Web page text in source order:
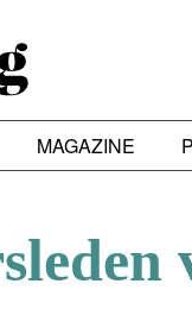
MAGAZINE